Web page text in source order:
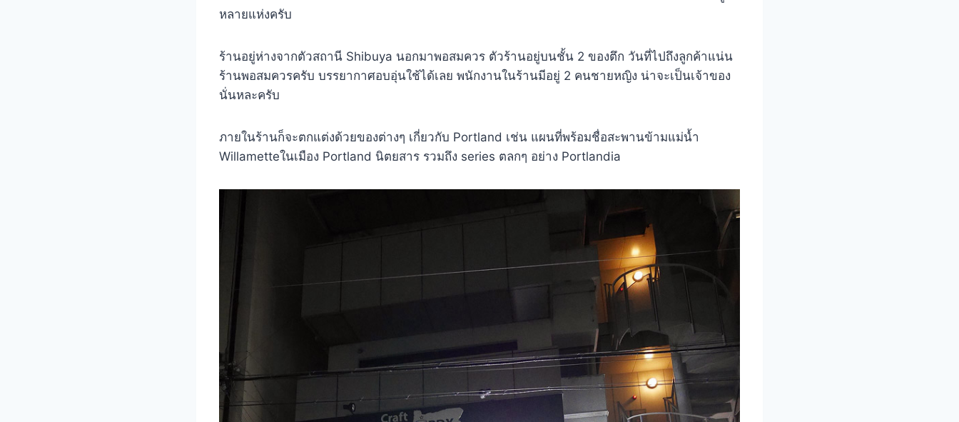
หลายแห่งครับ
ร้านอยู่ห่างจากตัวสถานี Shibuya นอกมาพอสมควร ตัวร้านอยู่บนชั้น 2 ของตึก วันที่ไปถึงลูกค้าแน่น
ร้านพอสมควรครับ บรรยากาศอบอุ่นใช้ได้เลย พนักงานในร้านมีอยู่ 2 คนชายหญิง น่าจะเป็นเจ้าของ
นั่นหละครับ
ภายในร้านก็จะตกแต่งด้วยของต่างๆ เกี่ยวกับ Portland เช่น แผนที่พร้อมชื่อสะพานข้ามแม่น้ำ
Willametteในเมือง Portland นิตยสาร รวมถึง series ตลกๆ อย่าง Portlandia